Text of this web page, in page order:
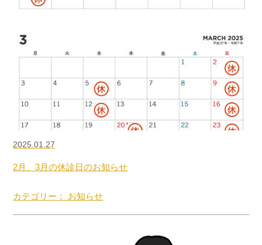
2025.01.27
2月、3月の休診日のお知らせ
カテゴリー： お知らせ